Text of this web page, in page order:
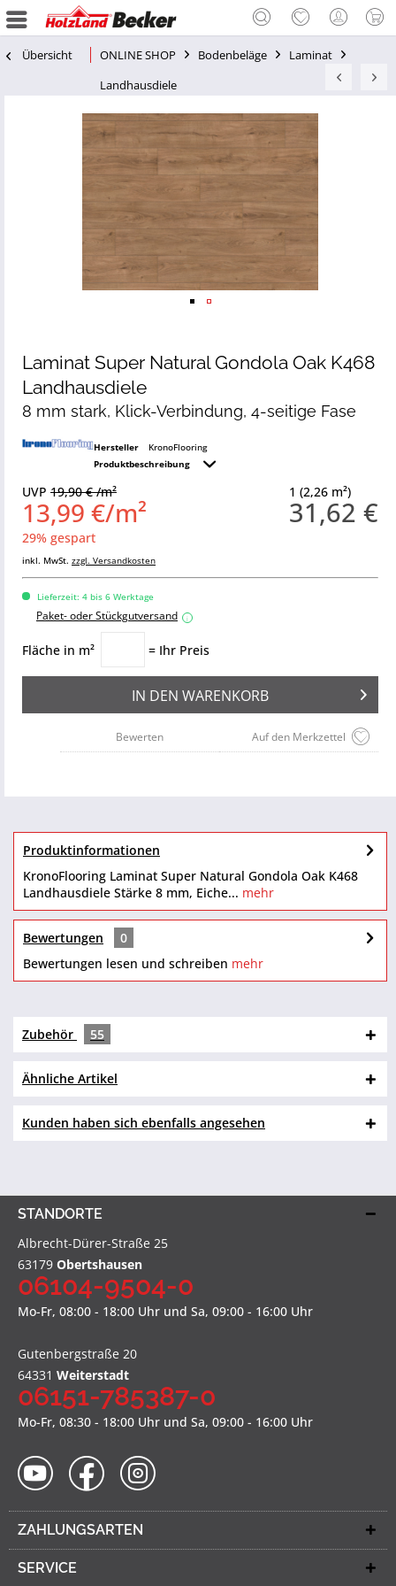
Übersicht ONLINE SHOP Bodenbeläge
Laminat
Landhausdiele
Laminat Super Natural Gondola Oak K468
Landhausdiele
8 mm stark, Klick-Verbindung, 4-seitige Fase
Hersteller
KronoFlooring
Produktbeschreibung
1 (2,26 m²)
31,62 €
UVP 19,90 € /m²
13,99 €/m²
29% gespart
inkl. MwSt. zzgl. Versandkosten
Lieferzeit: 4 bis 6 Werktage
Paket- oder Stückgutversand i
Fläche in m² = Ihr Preis
IN DEN WARENKORB
Auf den Merkzettel
Bewerten
Produktinformationen
KronoFlooring Laminat Super Natural Gondola Oak K468
Landhausdiele Stärke 8 mm, Eiche... mehr
Bewertungen
0
Bewertungen lesen und schreiben mehr
Zubehör 55
Ähnliche Artikel
Kunden haben sich ebenfalls angesehen
STANDORTE
Albrecht-Dürer-Straße 25
63179 Obertshausen
06104-9504-0
Mo-Fr, 08:00 - 18:00 Uhr und Sa, 09:00 - 16:00 Uhr
Gutenbergstraße 20
64331 Weiterstadt
06151-785387-0
Mo-Fr, 08:30 - 18:00 Uhr und Sa, 09:00 - 16:00 Uhr
ZAHLUNGSARTEN
SERVICE